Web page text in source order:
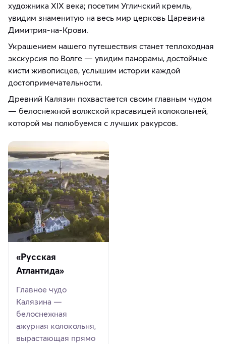
художника XIX века; посетим Угличский кремль,
увидим знаменитую на весь мир церковь Царевича
Димитрия-на-Крови.
Украшением нашего путешествия станет теплоходная
экскурсия по Волге — увидим панорамы, достойные
кисти живописцев, услышим истории каждой
достопримечательности.
Древний Калязин похвастается своим главным чудом
— белоснежной волжской красавицей колокольней,
которой мы полюбуемся с лучших ракурсов.
«Русская
Атлантида»
Главное чудо
Калязина —
белоснежная
ажурная колокольня,
вырастающая прямо